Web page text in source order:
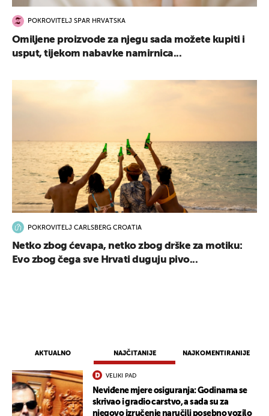
AKTUALNO NAJČITANIJE NAJKOMENTIRANIJE
VELIKI PAD
Neviđene mjere osiguranja: Godinama se
skrivao i gradio carstvo, a sada su za
njegovo izručenje naručili posebno vozilo
POKROVITELJ SPAR HRVATSKA
Omiljene proizvode za njegu sada možete kupiti i
usput, tijekom nabavke namirnica...
POKROVITELJ CARLSBERG CROATIA
Netko zbog ćevapa, netko zbog drške za motiku:
Evo zbog čega sve Hrvati duguju pivo...